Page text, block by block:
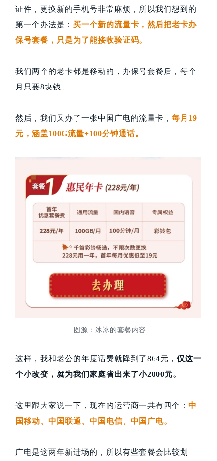
证件，更换新的手机号非常麻烦，所以我们想到的
第一个办法是： 买一个新的流量卡，然后把老卡办
保号套餐，只是为了能接收验证码。
我们两个的老卡都是移动的，办保号套餐后，每个
月只要8块钱。
然后，我们又办了一张中国广电的流量卡， 每月19
元，涵盖100G流量+100分钟通话。
图源：冰冰的套餐内容
这样，我和老公的年度话费就降到了864元， 仅这一
个小改变，就为我们家庭省出来了小2000元。
这里跟大家说一下，现在的运营商一共有四个： 中
国移动、中国联通、中国电信、中国广电。
广电是这两年新进场的，所以有些套餐会比较划